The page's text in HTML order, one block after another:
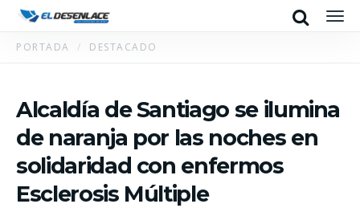
Search
PORTADA DESTACADO
Alcaldía de Santiago se ilumina
de naranja por las noches en
solidaridad con enfermos
Esclerosis Múltiple